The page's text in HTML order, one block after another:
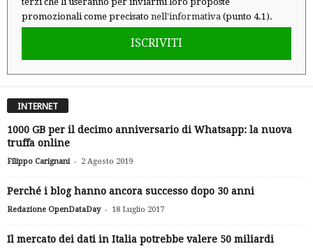
promozionali come precisato nell'informativa (punto 4.1).
ISCRIVITI
INTERNET
1000 GB per il decimo anniversario di Whatsapp: la nuova
truffa online
Filippo Carignani - 2 Agosto 2019
Perché i blog hanno ancora successo dopo 30 anni
Redazione OpenDataDay - 18 Luglio 2017
Il mercato dei dati in Italia potrebbe valere 50 miliardi